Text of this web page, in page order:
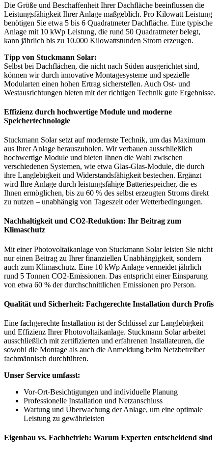
Die Größe und Beschaffenheit Ihrer Dachfläche beeinflussen die
Leistungsfähigkeit Ihrer Anlage maßgeblich. Pro Kilowatt Leistung
benötigen Sie etwa 5 bis 6 Quadratmeter Dachfläche. Eine typische
Anlage mit 10 kWp Leistung, die rund 50 Quadratmeter belegt,
kann jährlich bis zu 10.000 Kilowattstunden Strom erzeugen.
Tipp von Stuckmann Solar:
Selbst bei Dachflächen, die nicht nach Süden ausgerichtet sind,
können wir durch innovative Montagesysteme und spezielle
Modularten einen hohen Ertrag sicherstellen. Auch Ost- und
Westausrichtungen bieten mit der richtigen Technik gute Ergebnisse.
Effizienz durch hochwertige Module und moderne
Speichertechnologie
Stuckmann Solar setzt auf modernste Technik, um das Maximum
aus Ihrer Anlage herauszuholen. Wir verbauen ausschließlich
hochwertige Module und bieten Ihnen die Wahl zwischen
verschiedenen Systemen, wie etwa Glas-Glas-Module, die durch
ihre Langlebigkeit und Widerstandsfähigkeit bestechen. Ergänzt
wird Ihre Anlage durch leistungsfähige Batteriespeicher, die es
Ihnen ermöglichen, bis zu 60 % des selbst erzeugten Stroms direkt
zu nutzen – unabhängig von Tageszeit oder Wetterbedingungen.
Nachhaltigkeit und CO2-Reduktion: Ihr Beitrag zum
Klimaschutz
Mit einer Photovoltaikanlage von Stuckmann Solar leisten Sie nicht
nur einen Beitrag zu Ihrer finanziellen Unabhängigkeit, sondern
auch zum Klimaschutz. Eine 10 kWp Anlage vermeidet jährlich
rund 5 Tonnen CO2-Emissionen. Das entspricht einer Einsparung
von etwa 60 % der durchschnittlichen Emissionen pro Person.
Qualität und Sicherheit: Fachgerechte Installation durch Profis
Eine fachgerechte Installation ist der Schlüssel zur Langlebigkeit
und Effizienz Ihrer Photovoltaikanlage. Stuckmann Solar arbeitet
ausschließlich mit zertifizierten und erfahrenen Installateuren, die
sowohl die Montage als auch die Anmeldung beim Netzbetreiber
fachmännisch durchführen.
Unser Service umfasst:
Vor-Ort-Besichtigungen und individuelle Planung
Professionelle Installation und Netzanschluss
Wartung und Überwachung der Anlage, um eine optimale
Leistung zu gewährleisten
Eigenbau vs. Fachbetrieb: Warum Experten entscheidend sind